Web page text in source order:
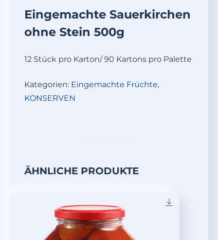
Eingemachte Sauerkirchen
ohne Stein 500g
12 Stück pro Karton/ 90 Kartons pro Palette
Kategorien: Eingemachte Früchte,
KONSERVEN
ÄHNLICHE PRODUKTE